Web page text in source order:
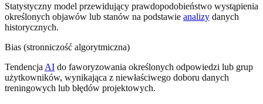
Statystyczny model przewidujący prawdopodobieństwo wystąpienia
określonych objawów lub stanów na podstawie analizy danych
historycznych.
Bias (stronniczość algorytmiczna)
Tendencja AI do faworyzowania określonych odpowiedzi lub grup
użytkowników, wynikająca z niewłaściwego doboru danych
treningowych lub błędów projektowych.